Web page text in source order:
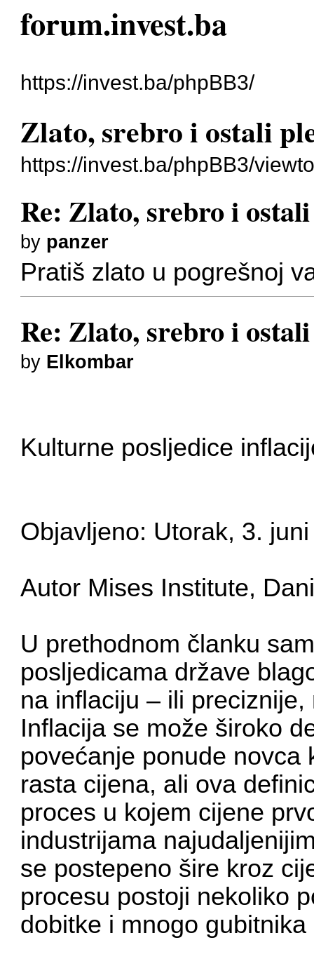
forum.invest.ba
https://invest.ba/phpBB3/
Zlato, srebro i ostali
https://invest.ba/phpBB3/
Re: Zlato, srebro i
by panzer
Pratiš zlato u pogrešnoj
Re: Zlato, srebro i
by Elkombar
Kulturne posljedice
Objavljeno: Utorak, 3.
Autor Mises Institute,
U prethodnom članku
posljedicama države
na inflaciju – ili
Inflacija se može široko
povećanje ponude novca
rasta cijena, ali ova
proces u kojem cijene
industrijama
se postepeno šire kroz
procesu postoji nekoliko
dobitke i mnogo